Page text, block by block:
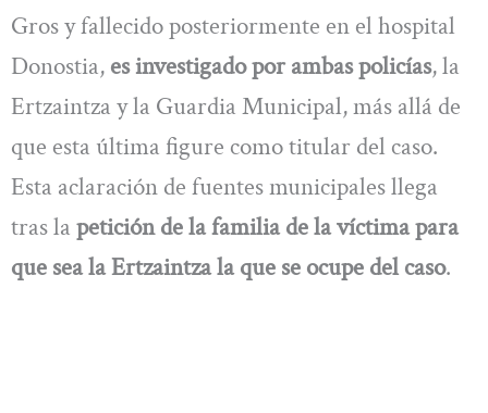
Gros y fallecido posteriormente en el hospital
Donostia, es investigado por ambas policías, la
Ertzaintza y la Guardia Municipal, más allá de
que esta última figure como titular del caso.
Esta aclaración de fuentes municipales llega
tras la petición de la familia de la víctima para
que sea la Ertzaintza la que se ocupe del caso.